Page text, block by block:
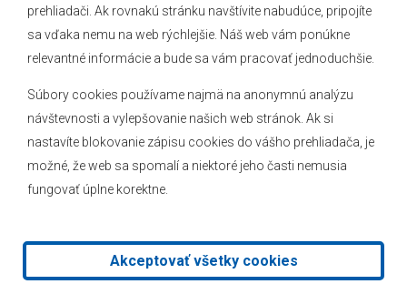
prehliadači. Ak rovnakú stránku navštívite nabudúce, pripojíte
sa vďaka nemu na web rýchlejšie. Náš web vám ponúkne
relevantné informácie a bude sa vám pracovať jednoduchšie.
Súbory cookies používame najmä na anonymnú analýzu
návštevnosti a vylepšovanie našich web stránok. Ak si
nastavíte blokovanie zápisu cookies do vášho prehliadača, je
možné, že web sa spomalí a niektoré jeho časti nemusia
fungovať úplne korektne.
Akceptovať všetky cookies
Hlásenia obecného rozhlasu
Kontakt
Mapa stránok